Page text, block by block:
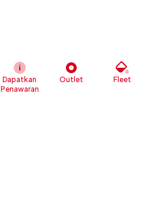
Dapatkan
Penawaran
Outlet Fleet